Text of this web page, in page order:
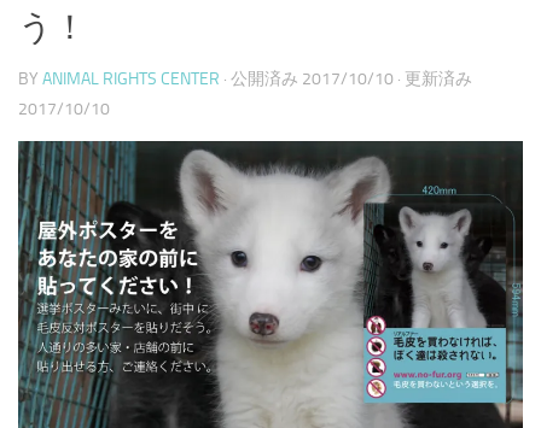
う！
BY ANIMAL RIGHTS CENTER · 公開済み 2017/10/10 · 更新済み
2017/10/10